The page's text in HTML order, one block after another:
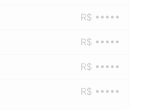
R$ •••••
R$ •••••
R$ •••••
R$ •••••